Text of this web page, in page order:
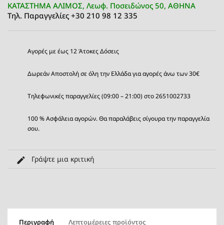
ΚΑΤΑΣΤΗΜΑ ΑΛΙΜΟΣ, Λεωφ. Ποσειδώνος 50, ΑΘΗΝΑ
Τηλ. Παραγγελίες +30 210 98 12 335
Αγορές με έως 12 Άτοκες Δόσεις
Δωρεάν Αποστολή σε όλη την Ελλάδα για αγορές άνω των 30€
Τηλεφωνικές παραγγελίες (09:00 – 21:00) στο 2651002733
100 % Ασφάλεια αγορών. Θα παραλάβεις σίγουρα την παραγγελία
σου.
Γράψτε μια κριτική
Περιγραφή Λεπτομέρειες προϊόντος